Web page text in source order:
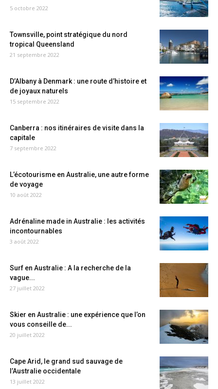
5 octobre 2022
Townsville, point stratégique du nord
tropical Queensland
21 septembre 2022
D’Albany à Denmark : une route d’histoire et
de joyaux naturels
15 septembre 2022
Canberra : nos itinéraires de visite dans la
capitale
7 septembre 2022
L’écotourisme en Australie, une autre forme
de voyage
10 août 2022
Adrénaline made in Australie : les activités
incontournables
3 août 2022
Surf en Australie : A la recherche de la
vague...
27 juillet 2022
Skier en Australie : une expérience que l’on
vous conseille de...
20 juillet 2022
Cape Arid, le grand sud sauvage de
l’Australie occidentale
13 juillet 2022